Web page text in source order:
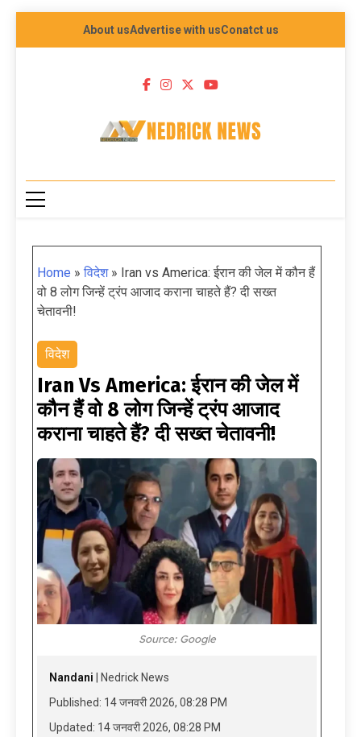
About usAdvertise with usConatct us
NEDRICK NEWS
Home »विदेश» Iran vs America: ईरान की जेल में कौन हैं
वो 8 लोग जिन्हें ट्रंप आजाद कराना चाहते हैं? दी सख्त
चेतावनी!
विदेश
Iran Vs America: ईरान की जेल में
कौन हैं वो 8 लोग जिन्हें ट्रंप आजाद
कराना चाहते हैं? दी सख्त चेतावनी!
Source: Google
Nandani | Nedrick News
Published: 14 जनवरी 2026, 08:28 PM
Updated: 14 जनवरी 2026, 08:28 PM